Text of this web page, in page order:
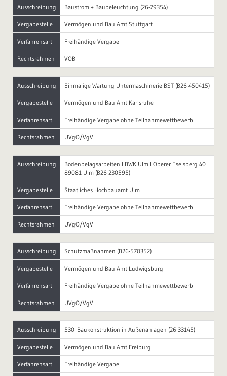
Ausschreibung Baustrom + Baubeleuchtung (26-79354)
Vergabestelle Vermögen und Bau Amt Stuttgart
Verfahrensart Freihändige Vergabe
Rechtsrahmen VOB
Ausschreibung Einmalige Wartung Untermaschinerie BST (B26-450415)
Vergabestelle Vermögen und Bau Amt Karlsruhe
Verfahrensart Freihändige Vergabe ohne Teilnahmewettbewerb
Rechtsrahmen UVgO/VgV
Ausschreibung
Bodenbelagsarbeiten I BWK Ulm I Oberer Eselsberg 40 I
89081 Ulm (B26-230595)
Vergabestelle Staatliches Hochbauamt Ulm
Verfahrensart Freihändige Vergabe ohne Teilnahmewettbewerb
Rechtsrahmen UVgO/VgV
Ausschreibung Schutzmaßnahmen (B26-570352)
Vergabestelle Vermögen und Bau Amt Ludwigsburg
Verfahrensart Freihändige Vergabe ohne Teilnahmewettbewerb
Rechtsrahmen UVgO/VgV
Ausschreibung 530_Baukonstruktion in Außenanlagen (26-33145)
Vergabestelle Vermögen und Bau Amt Freiburg
Verfahrensart Freihändige Vergabe